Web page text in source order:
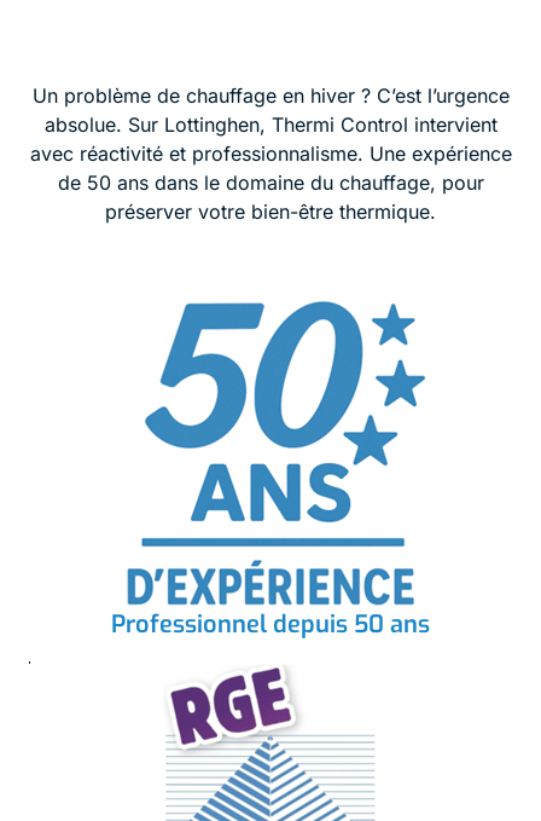
Un problème de chauffage en hiver ? C’est l’urgence
absolue. Sur Lottinghen, Thermi Control intervient
avec réactivité et professionnalisme. Une expérience
de 50 ans dans le domaine du chauffage, pour
préserver votre bien-être thermique.
Professionnel depuis 50 ans